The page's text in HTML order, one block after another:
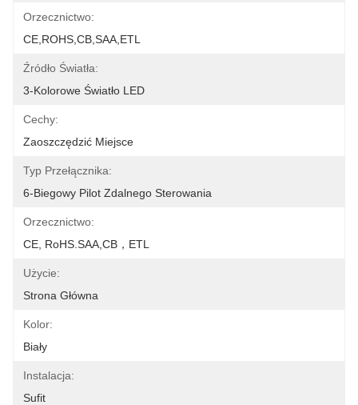
Orzecznictwo:
CE,ROHS,CB,SAA,ETL
Źródło Światła:
3-Kolorowe Światło LED
Cechy:
Zaoszczędzić Miejsce
Typ Przełącznika:
6-Biegowy Pilot Zdalnego Sterowania
Orzecznictwo:
CE, RoHS.SAA,CB，ETL
Użycie:
Strona Główna
Kolor:
Biały
Instalacja:
Sufit